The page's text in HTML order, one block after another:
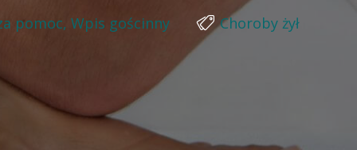
pomoc, Wpis gościnny Choroby żył